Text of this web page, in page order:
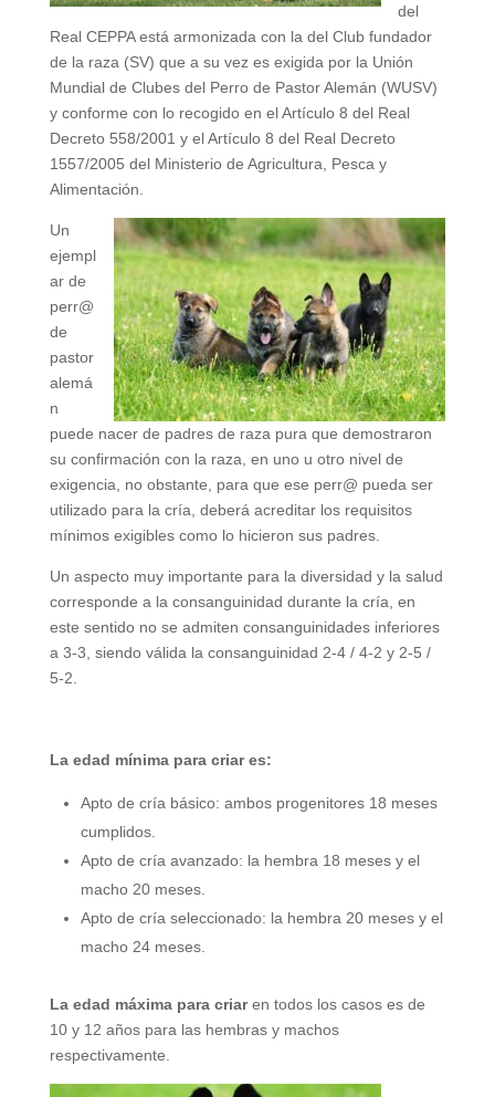
del
Real CEPPA está armonizada con la del Club fundador
de la raza (SV) que a su vez es exigida por la Unión
Mundial de Clubes del Perro de Pastor Alemán (WUSV)
y conforme con lo recogido en el Artículo 8 del Real
Decreto 558/2001 y el Artículo 8 del Real Decreto
1557/2005 del Ministerio de Agricultura, Pesca y
Alimentación.
Un
ejempl
ar de
perr@
de
pastor
alemá
n
puede nacer de padres de raza pura que demostraron
su confirmación con la raza, en uno u otro nivel de
exigencia, no obstante, para que ese perr@ pueda ser
utilizado para la cría, deberá acreditar los requisitos
mínimos exigibles como lo hicieron sus padres.
Un aspecto muy importante para la diversidad y la salud
corresponde a la consanguinidad durante la cría, en
este sentido no se admiten consanguinidades inferiores
a 3-3, siendo válida la consanguinidad 2-4 / 4-2 y 2-5 /
5-2.
La edad mínima para criar es:
Apto de cría básico: ambos progenitores 18 meses
cumplidos.
Apto de cría avanzado: la hembra 18 meses y el
macho 20 meses.
Apto de cría seleccionado: la hembra 20 meses y el
macho 24 meses.
La edad máxima para criaren todos los casos es de
10 y 12 años para las hembras y machos
respectivamente.